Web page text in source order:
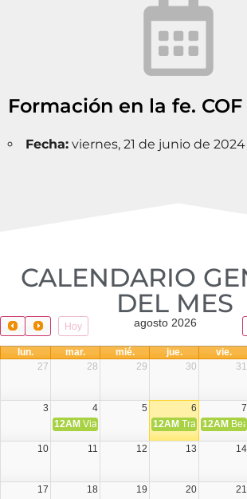
Formación en la fe. COF
Fecha: viernes, 21 de junio de 2024
CALENDARIO
DEL MES​
Hoy agosto 2026
lun. mar. mié. jue. vie.
27
28 29 30 31
3 4 5 6 7
12AM Viaje Diocesano a Japón.
12AM 12AM
10 11 12 13 14
17 18 19 20 21